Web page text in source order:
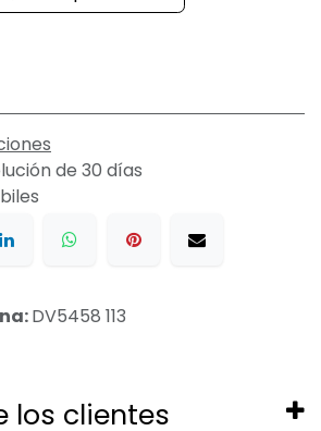
de 30 días
DV5458 113
los clientes